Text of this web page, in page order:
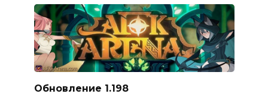
Обновление 1.198